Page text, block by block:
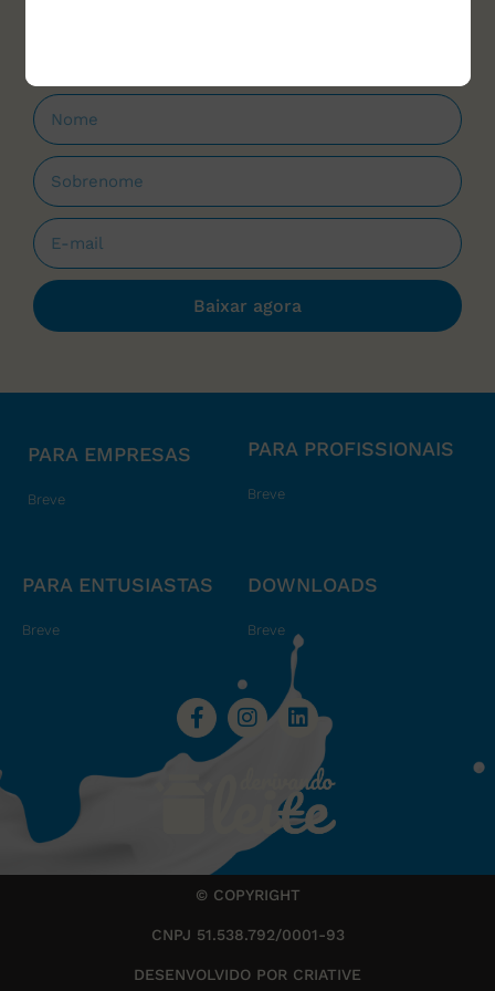
Baixar agora
PARA EMPRESAS
Breve
PARA PROFISSIONAIS
Breve
PARA ENTUSIASTAS
Breve
DOWNLOADS
Breve
© COPYRIGHT
CNPJ 51.538.792/0001-93
DESENVOLVIDO POR CRIATIVE